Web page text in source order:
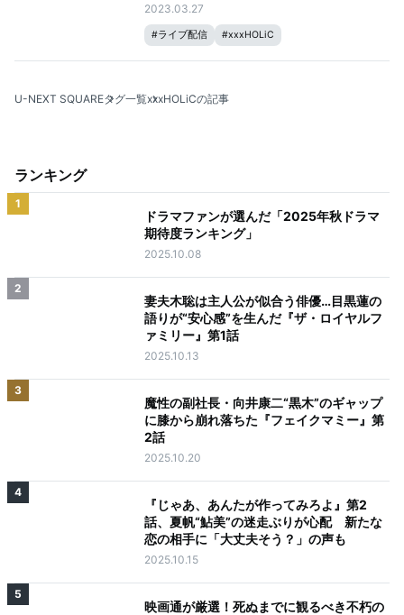
2023.03.27
#ライブ配信 #xxxHOLiC
U-NEXT SQUAREタグ一覧xxxHOLiCの記事
ランキング
1
ドラマファンが選んだ「2025年秋ドラマ
期待度ランキング」
2025.10.08
2
妻夫木聡は主人公が似合う俳優…目黒蓮の
語りが“安心感”を生んだ『ザ・ロイヤルフ
ァミリー』第1話
2025.10.13
3
魔性の副社長・向井康二“黒木”のギャップ
に膝から崩れ落ちた『フェイクマミー』第
2話
2025.10.20
4
『じゃあ、あんたが作ってみろよ』第2
話、夏帆“鮎美”の迷走ぶりが心配 新たな
恋の相手に「大丈夫そう？」の声も
2025.10.15
5
映画通が厳選！死ぬまでに観るべき不朽の